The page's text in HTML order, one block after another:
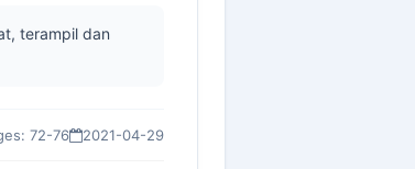
terampil dan
72-76 2021-04-29